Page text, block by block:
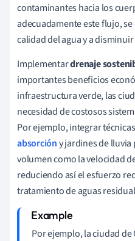
contaminantes hacia los
adecuadamente este flujo,
calidad del agua y a
Implementardrenaje
importantes beneficios
infraestructura verde, las
necesidad de costosos
Por ejemplo, integrar
absorcióny jardines de
volumen como la velocidad
reduciendo así el esfuerzo
tratamiento de aguas
Por ejemplo, la ciudad